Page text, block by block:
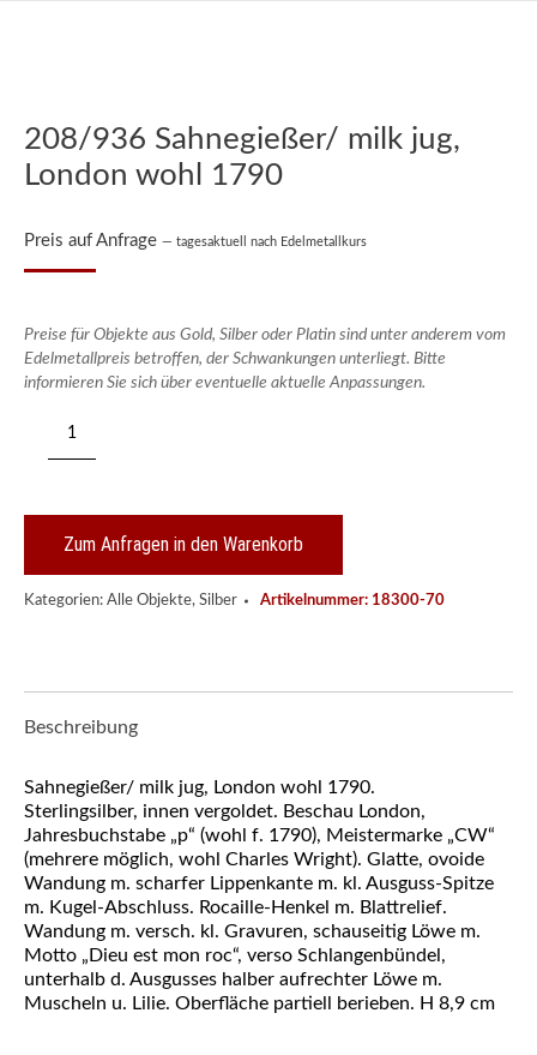
208/936 Sahnegießer/ milk jug,
London wohl 1790
Preis auf Anfrage — tagesaktuell nach Edelmetallkurs
Preise für Objekte aus Gold, Silber oder Platin sind unter anderem vom
Edelmetallpreis betroffen, der Schwankungen unterliegt. Bitte
informieren Sie sich über eventuelle aktuelle Anpassungen.
Sahnegießer/
milk
London
Zum Anfragen in den Warenkorb
Kategorien: Alle Objekte, Silber Artikelnummer: 18300-70
Beschreibung
Sahnegießer/ milk jug, London wohl 1790.
Sterlingsilber, innen vergoldet. Beschau London,
Jahresbuchstabe „p“ (wohl f. 1790), Meistermarke „CW“
(mehrere möglich, wohl Charles Wright). Glatte, ovoide
Wandung m. scharfer Lippenkante m. kl. Ausguss-Spitze
m. Kugel-Abschluss. Rocaille-Henkel m. Blattrelief.
Wandung m. versch. kl. Gravuren, schauseitig Löwe m.
Motto „Dieu est mon roc“, verso Schlangenbündel,
unterhalb d. Ausgusses halber aufrechter Löwe m.
Muscheln u. Lilie. Oberfläche partiell berieben. H 8,9 cm